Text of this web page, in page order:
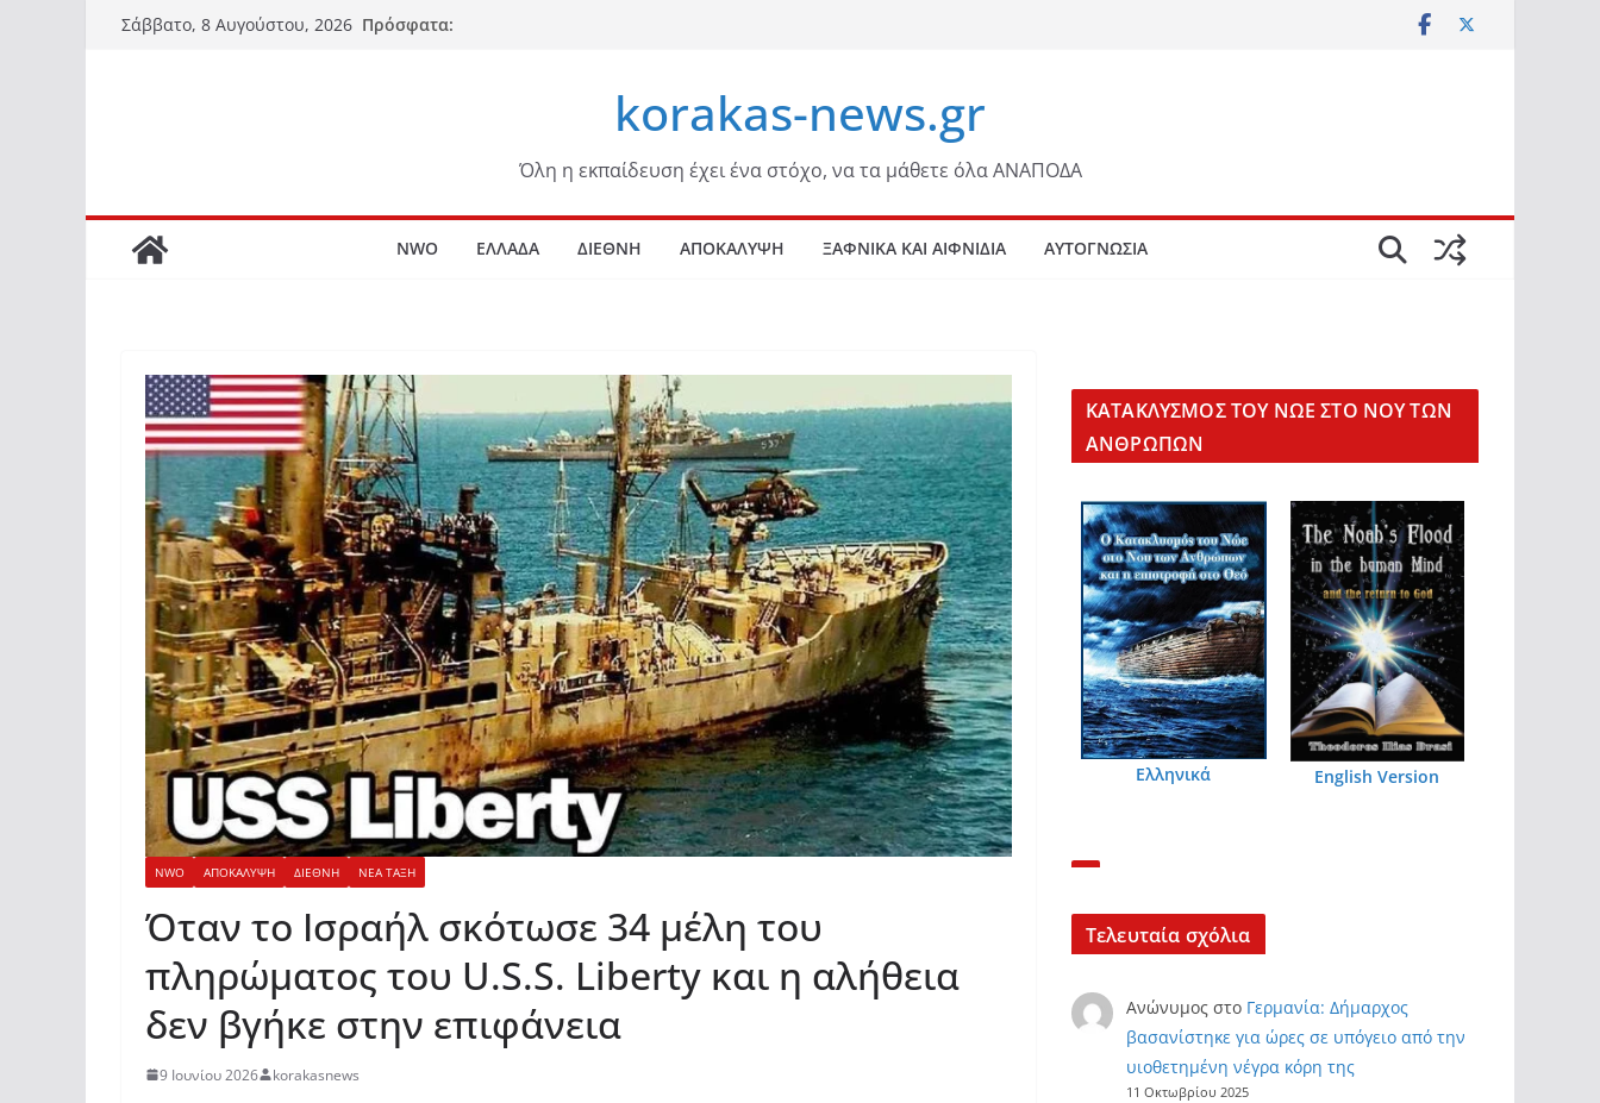
Μετάβαση
Σάββατο, 8 Αυγούστου, 2026 Πρόσφατα:
korakas-news.gr
Όλη η εκπαίδευση έχει ένα στόχο, να τα μάθετε όλα ΑΝΑΠΟΔΑ
NWO ΕΛΛΑΔΑ ΔΙΕΘΝΗ ΑΠΟΚΑΛΥΨΗ ΞΑΦΝΙΚΑ ΚΑΙ ΑΙΦΝΙΔΙΑ ΑΥΤΟΓΝΩΣΙΑ
NWO ΑΠΟΚΑΛΥΨΗ ΔΙΕΘΝΗ ΝΕΑ ΤΑΞΗ
Όταν το Ισραήλ σκότωσε 34 μέλη του
πληρώματος του U.S.S. Liberty και η αλήθεια
δεν βγήκε στην επιφάνεια
9 Ιουνίου 2026 korakasnews
KΑΤΑΚΛΥΣΜΟΣ ΤΟΥ ΝΩΕ ΣΤΟ ΝΟΥ ΤΩΝ
ΑΝΘΡΩΠΩΝ
Ελληνικά English Version
Τελευταία σχόλια
Ανώνυμοςστο Γερμανία: Δήμαρχος
βασανίστηκε για ώρες σε υπόγειο από την
υιοθετημένη νέγρα κόρη της
11 Οκτωβρίου 2025